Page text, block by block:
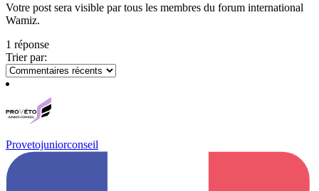
Votre post sera visible par tous les membres du forum international
Wamiz.
1 réponse
Trier par:
Provetojuniorconseil